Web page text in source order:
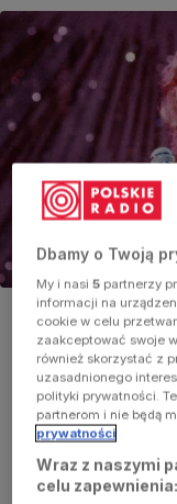
Dalida
Foto:PAP/DPA
Na początek śliczna,
się rzekło po
Vartan, bo o niej
pochodzenia, a swój
mając zaledwie 17
Dbamy o Twoją
My i nasi5 partnerzy
informacji na
cookie w celu
zaakceptować swoje
również skorzystać z
uzasadnionego
polityki prywatności.
partnerom i nie będą
prywatności
Wraz z naszymi
celu zapewnienia: